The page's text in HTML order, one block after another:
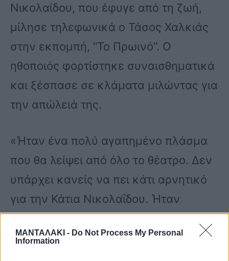
ΜΑΝΤΑΛΑΚΙ - Do Not Process My Personal
Information
Νικολαίδου, που έφυγε από τη ζωή,
μίλησε τηλεφωνικά ο Τάσος Χαλκιάς
στην εκπομπή, “Το Πρωινό”. Ο
ηθοποιός φορτίστηκε συναισθηματικά
και ξέσπασε σε κλάματα μιλώντας για
την απώλειά της.
«Ήταν ένα πολύ αγαπημένο πλάσμα
που θα λείψει από όλο το θέατρο. Δεν
υπάρχει κανείς να πει κάτι αρνητικό
για την Κάτια Νικολαΐδου. Ήταν
αξιοπρεπής, θαρραλέα, εργατική,
όμορφη… αλλά από πολύ νωρίς